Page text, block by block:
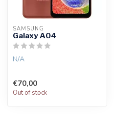
SAMSUNG
Galaxy A04
N/A
€70,00
Out of stock